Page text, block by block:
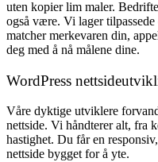
uten kopier lim maler.
også være. Vi lager
matcher merkevaren din,
deg med å nå målene dine.
WordPress
Våre dyktige utviklere
nettside. Vi håndterer alt, fra
hastighet. Du får en
nettside bygget for å yte.